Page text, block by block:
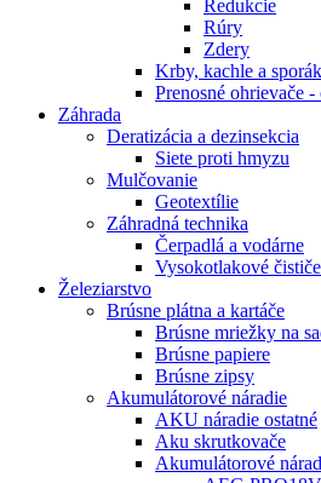
Redukcie
Rúry
Zdery
Krby, kachle a
Prenosné ohrievače
Záhrada
Deratizácia a dezinsekcia
Siete proti hmyzu
Mulčovanie
Geotextílie
Záhradná technika
Čerpadlá a vodárne
Vysokotlakové čističe
Železiarstvo
Brúsne plátna a kartáče
Brúsne mriežky na
Brúsne papiere
Brúsne zipsy
Akumulátorové náradie
AKU náradie ostatné
Aku skrutkovače
Akumulátorové